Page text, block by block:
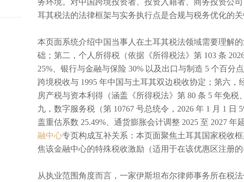
务环境。对中国跨境投资者、投资入籍者、商务投资公
耳其税法的法律框架与实务执行点是合规与税务优化的关
本页面系统介绍中国当事人在土耳其税法领域需要理解
础；第二，个人所得税（依据《所得税法》第 103 条
25%、银行与金融与保险 30% 以及出口与制造 5 个百分
跨境税收与 1995 年中国与土耳其双边税收协定；第六，
房产税与资本利得（涵盖《所得税法》第 80 条 5 年免
九，数字服务税（第 10767 号总统令，2026 年 1 月 1 日
盖重估系数 25.49%、通货膨胀会计调整 2025 至 2027
融中心专页构成互补关系：本页面聚焦土耳其国家税收
焦该金融中心的特殊税收激励（适用于在该优惠区注册的
从执业范围角度而言，一家伊斯坦布尔律师事务所在税